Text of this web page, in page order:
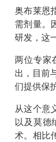
奥布莱恩
需剂量。
研发，这
两位专家
出，目前
们提供保护
从这个意
以及莫德
术。相比